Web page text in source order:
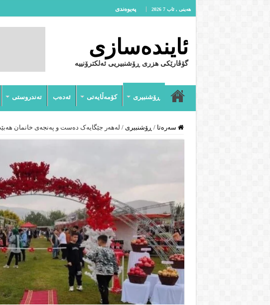
هەینی , ئاب 7 2026 پەیوەندى
ئایندەسازى
گۆڤارێکی هزری ڕۆشنبیریی ئەلکترۆنییە
ڕۆشنبیرى کۆمەڵایەتى ئەدەب تەندروستى
سەرەتا / ڕۆشنبیرى / لەهەر جێگایەک دەست و پەنجەی خانمان